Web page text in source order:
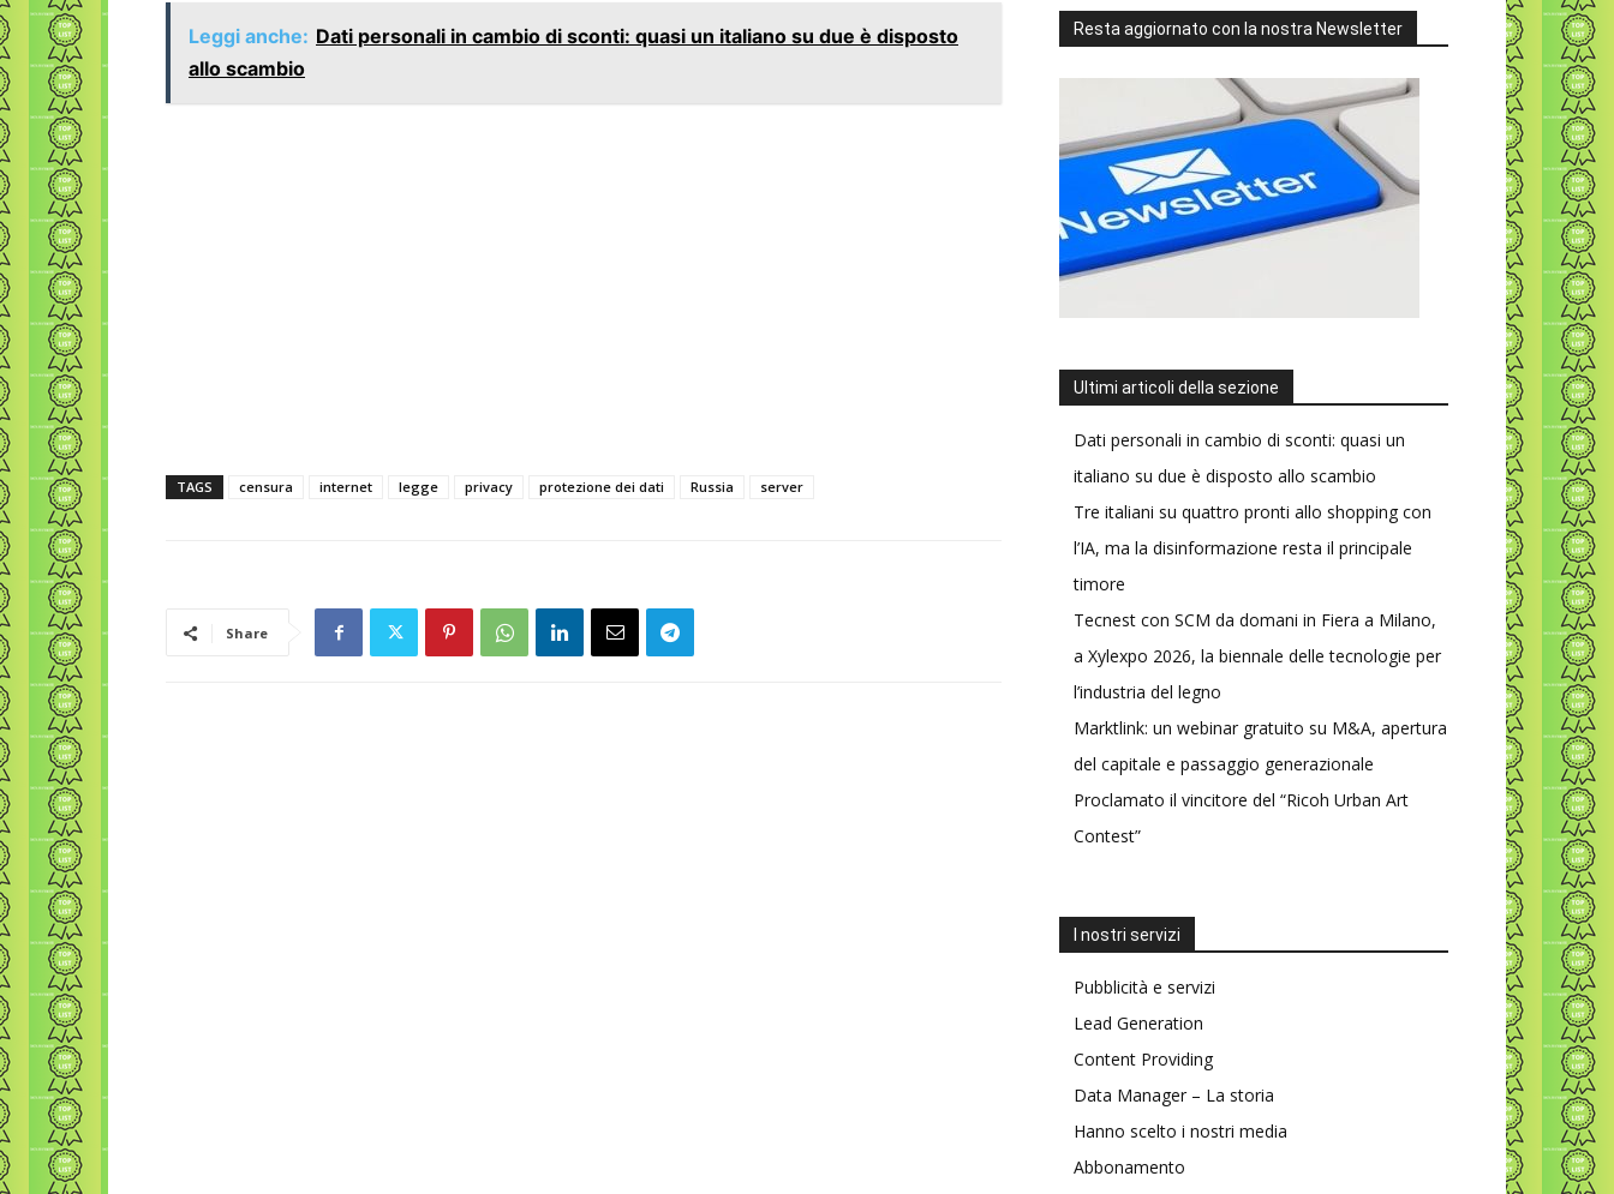
Leggi anche: Dati personali in cambio di sconti: quasi un italiano su due è disposto
allo scambio
TAGS censura internet legge privacy protezione dei dati Russia server
Share
Resta aggiornato con la nostra Newsletter
Ultimi articoli della sezione
Dati personali in cambio di sconti: quasi un
italiano su due è disposto allo scambio
Tre italiani su quattro pronti allo shopping con
l’IA, ma la disinformazione resta il principale
timore
Tecnest con SCM da domani in Fiera a Milano,
a Xylexpo 2026, la biennale delle tecnologie per
l’industria del legno
Marktlink: un webinar gratuito su M&A, apertura
del capitale e passaggio generazionale
Proclamato il vincitore del “Ricoh Urban Art
Contest”
I nostri servizi
Pubblicità e servizi
Lead Generation
Content Providing
Data Manager – La storia
Hanno scelto i nostri media
Abbonamento